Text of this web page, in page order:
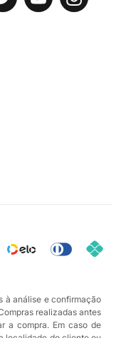
à análise e confirmação
realizadas antes
a compra. Em caso de